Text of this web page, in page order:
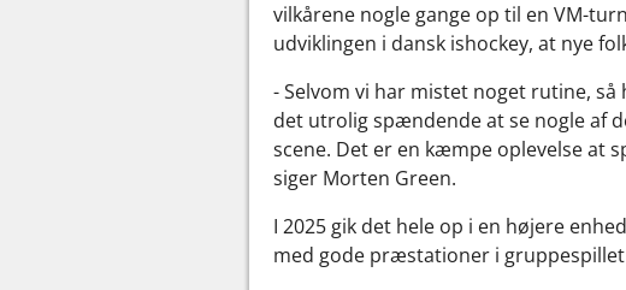
vilkårene nogle gange op til en VM-
udviklingen i dansk ishockey, at nye
- Selvom vi har mistet noget rutine,
det utrolig spændende at se nogle af
scene. Det er en kæmpe oplevelse at
siger Morten Green.
I 2025 gik det hele op i en højere
med gode præstationer i